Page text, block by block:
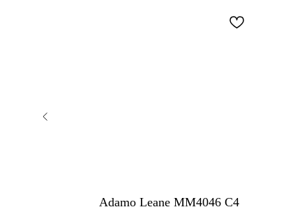
Adamo Leane MM4046 C4